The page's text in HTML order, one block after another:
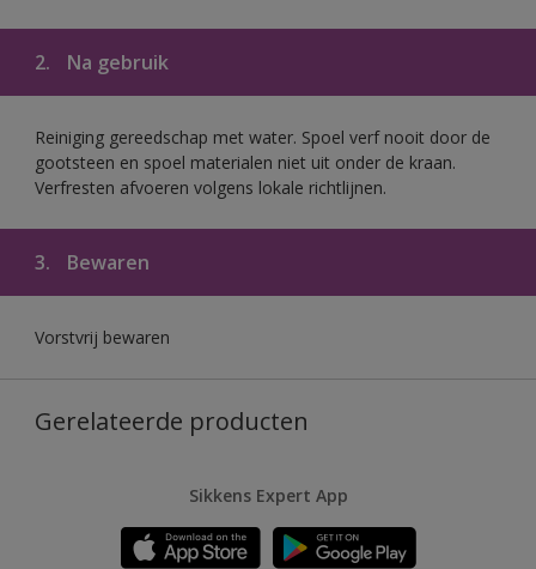
2. Na gebruik
Reiniging gereedschap met water. Spoel verf nooit door de
gootsteen en spoel materialen niet uit onder de kraan.
Verfresten afvoeren volgens lokale richtlijnen.
3. Bewaren
Vorstvrij bewaren
Gerelateerde producten
Sikkens Expert App